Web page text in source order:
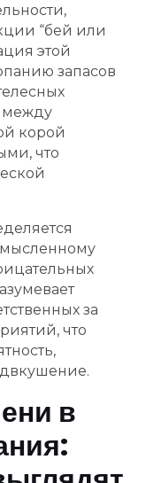
“бей или
этой
запасов
между
корой
что
за
что
в